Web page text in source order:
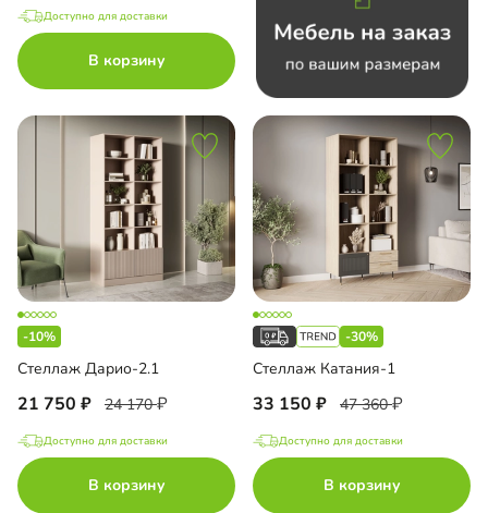
Доступно для доставки
В корзину
-10%
Стеллаж Дарио-2.1
21 750 24 170
Доступно для доставки
В корзину
-30%
Стеллаж Катания-1
33 150 47 360
Доступно для доставки
В корзину